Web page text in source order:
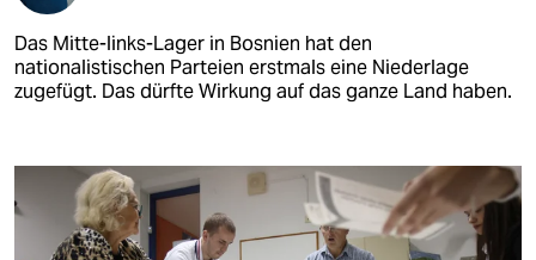
Das Mitte-links-Lager in Bosnien hat den
nationalistischen Parteien erstmals eine Niederlage
zugefügt. Das dürfte Wirkung auf das ganze Land haben.